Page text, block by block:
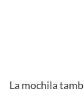
La mochila